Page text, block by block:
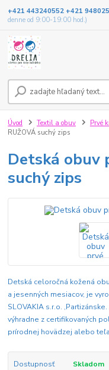
+421 443240552 +421
denne od 9:00-19:00 hod.)
Úvod Textil a obuv Prvé
RUŽOVÁ suchý zips
Detská obuv
suchý zips
Detská celoročná kožená
a jesenných mesiacov, je
SLOVAKIA s.r.o.
výhradne z certifikovaných
prírodnej hovädzej alebo
Dostupnosť
Skladom